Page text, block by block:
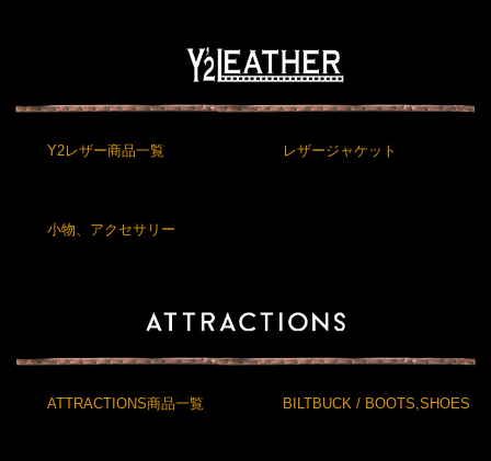
Y2レザー商品一覧 レザージャケット
小物、アクセサリー
ATTRACTIONS商品一覧 BILTBUCK / BOOTS,SHOES